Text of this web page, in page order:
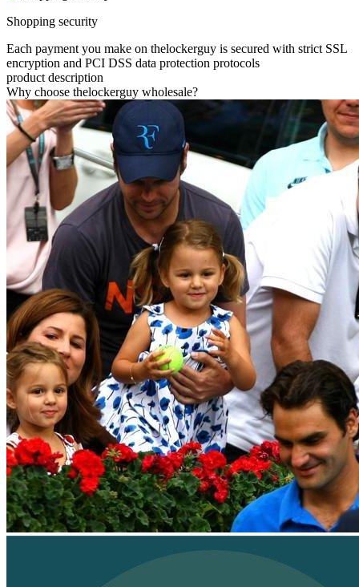
Shopping security
Each payment you make on thelockerguy is secured with strict SSL
encryption and PCI DSS data protection protocols
product description
Why choose thelockerguy wholesale?